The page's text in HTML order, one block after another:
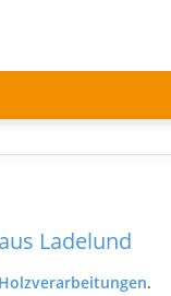
Ladelund
.